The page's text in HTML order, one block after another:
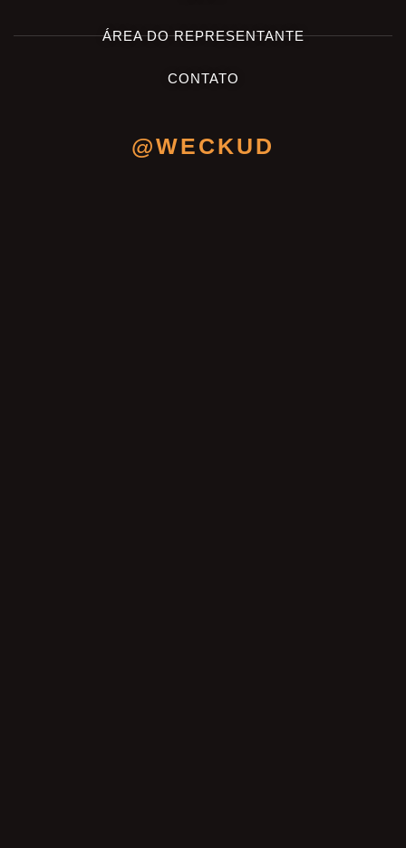
ÁREA DO REPRESENTANTE
CONTATO
@WECKUD